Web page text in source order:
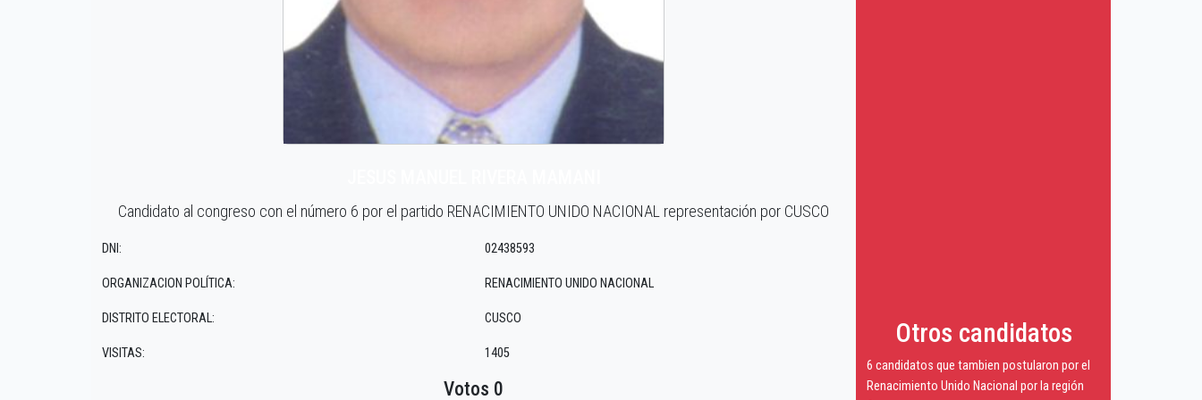
Candidato al congreso con el número 6 por el partido RENACIMIENTO UNIDO NACIONAL representación por CUSCO
DNI:
ORGANIZACION POLÍTICA:
DISTRITO ELECTORAL:
VISITAS:
02438593
RENACIMIENTO UNIDO NACIONAL
CUSCO
1405
Votos 0
Otros candidatos
6 candidatos que tambien postularon por el
Renacimiento Unido Nacional por la región